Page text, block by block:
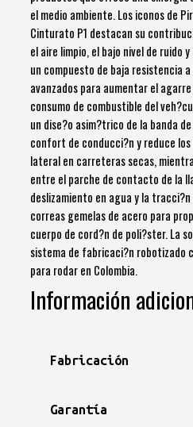
el medio ambiente. Los iconos de
Cinturato P1 destacan su
el aire limpio, el bajo nivel de ruido
un compuesto de baja resistencia
avanzados para aumentar el
consumo de combustible del
un dise?o asim?trico de la banda
confort de conducci?n y reduce
lateral en carreteras secas,
entre el parche de contacto de la
deslizamiento en agua y la
correas gemelas de acero para
cuerpo de cord?n de poli?ster. La
sistema de fabricaci?n robotizado
para rodar en Colombia.
Información
Fabricación
Garantía